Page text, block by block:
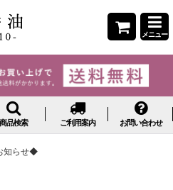
メニュー
商品検索 ご利用案内 お問い合わせ
知らせ◆